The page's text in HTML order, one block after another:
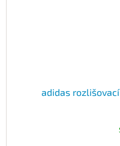
adidas